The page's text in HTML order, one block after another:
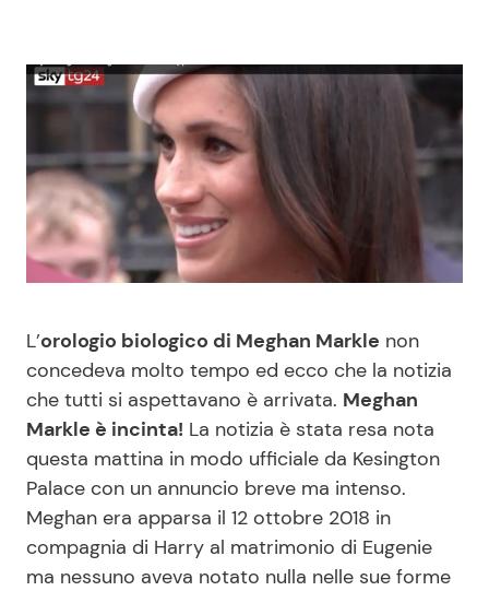
News Musica
News Spettacolo
Benessere
Casa
Moda e Style
Mondo Mamma
News benessere
Salute
Viaggi e Turismo
Cucina e Ricette
Consigli di Cucina
Dolci
Le Ricette in TV
Primi Piatti
Ricette Facili e Veloci
Ricette Feste
L’orologio biologico di Meghan Markle non
concedeva molto tempo ed ecco che la notizia
che tutti si aspettavano è arrivata. Meghan
Markle è incinta! La notizia è stata resa nota
questa mattina in modo ufficiale da Kesington
Palace con un annuncio breve ma intenso.
Meghan era apparsa il 12 ottobre 2018 in
compagnia di Harry al matrimonio di Eugenie
ma nessuno aveva notato nulla nelle sue forme